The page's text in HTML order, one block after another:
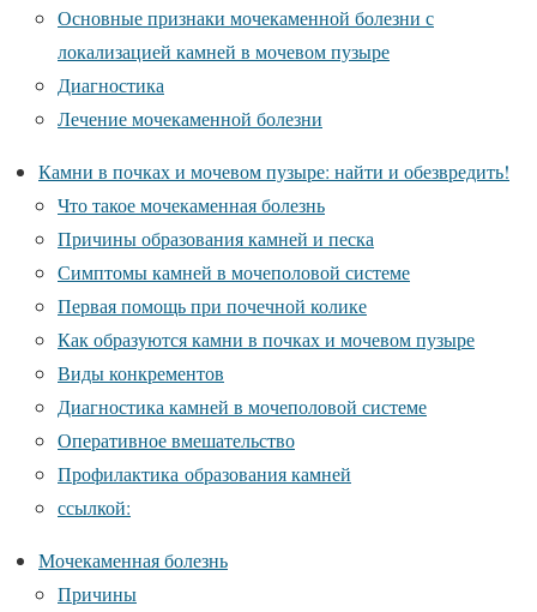
Основные признаки мочекаменной болезни с
локализацией камней в мочевом пузыре
Диагностика
Лечение мочекаменной болезни
Камни в почках и мочевом пузыре: найти и обезвредить!
Что такое мочекаменная болезнь
Причины образования камней и песка
Симптомы камней в мочеполовой системе
Первая помощь при почечной колике
Как образуются камни в почках и мочевом пузыре
Виды конкрементов
Диагностика камней в мочеполовой системе
Оперативное вмешательство
Профилактика образования камней
ссылкой:
Мочекаменная болезнь
Причины